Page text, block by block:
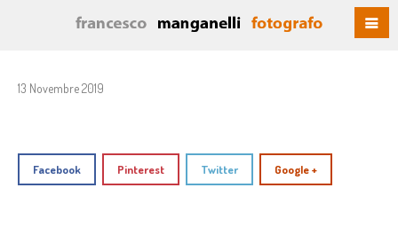
13 Novembre 2019
Facebook Pinterest Twitter Google +